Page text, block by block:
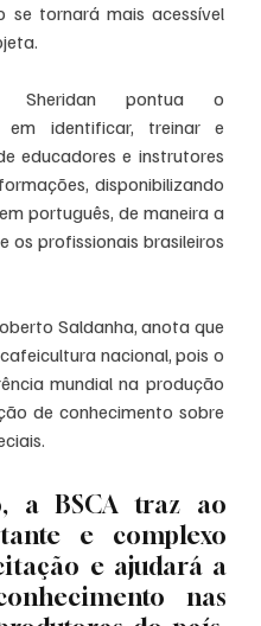
se tornará mais acessível
Sheridan pontua o
em identificar, treinar e
educadores e instrutores
disponibilizando
português, de maneira a
os profissionais brasileiros
Saldanha, anota que
nacional, pois o
mundial na produção
de conhecimento sobre
a BSCA traz ao
e complexo
e ajudará a
nas